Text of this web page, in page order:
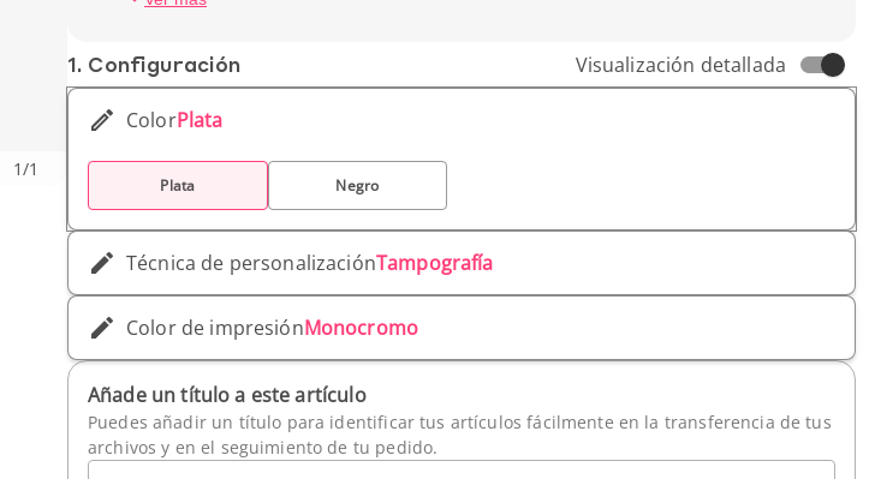
1/1
1. Conf­iguración Visualización detallada
ColorPlata
Plata Negro
Técnica de personalizaciónTampografía
Color de impresiónMonocromo
Añade un título a este artículo
Puedes añadir un título para identificar tus artículos fácilmente en la transferencia de tus
archivos y en el seguimiento de tu pedido.